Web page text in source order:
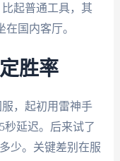
起普通工具，其
国内客厅。
胜率
，起初用雷神手
秒延迟。后来试了
少。关键差别在服